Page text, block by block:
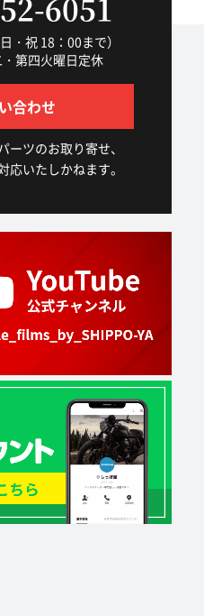
・祝 18：00まで）
第四火曜日定休
合わせ
ツのお取り寄せ、
応いたしかねます。